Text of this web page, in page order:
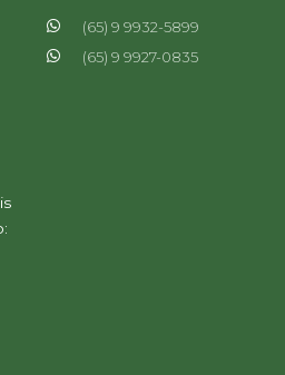
(65) 9 9932-5899
(65) 9 9927-0835